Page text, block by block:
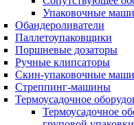
Упаковочные
Обандероливатели
Паллетоупаковщики
Поршневые дозаторы
Ручные клипсаторы
Скин-упаковочные
Стреппинг-машины
Термоусадочное
Термоусадочное